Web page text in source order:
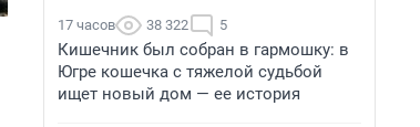
17 часов 38 322 5
Кишечник был собран в гармошку: в
Югре кошечка с тяжелой судьбой
ищет новый дом — ее история